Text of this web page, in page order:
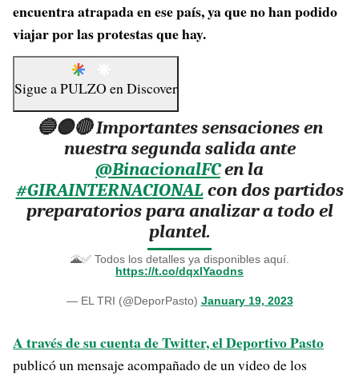
encuentra atrapada en ese país, ya que no han podido
viajar por las protestas que hay.
Sigue aPULZO enDiscover
🔵🟡🔴 Importantes sensaciones en
nuestra segunda salida ante
@BinacionalFCen la
#GIRAINTERNACIONALcon dos partidos
preparatorios para analizar a todo el
plantel.
🌋✅ Todos los detalles ya disponibles aquí.
https://t.co/dqxIYaodns
— EL TRI (@DeporPasto) January 19, 2023
A través de su cuenta de Twitter, el Deportivo Pasto
publicó un mensaje acompañado de un video de los